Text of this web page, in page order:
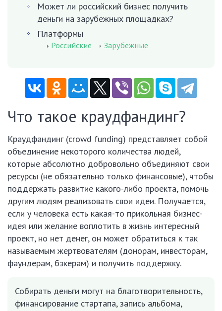
Может ли российский бизнес получить
деньги на зарубежных площадках?
Платформы
Российские Зарубежные
Что такое краудфандинг?
Краудфандинг (crowd funding) представляет собой
объединение некоторого количества людей,
которые абсолютно добровольно объединяют свои
ресурсы (не обязательно только финансовые), чтобы
поддержать развитие какого-либо проекта, помочь
другим людям реализовать свои идеи. Получается,
если у человека есть какая-то прикольная бизнес-
идея или желание воплотить в жизнь интересный
проект, но нет денег, он может обратиться к так
называемым жертвователям (донорам, инвесторам,
фаундерам, бэкерам) и получить поддержку.
Собирать деньги могут на благотворительность,
финансирование стартапа, запись альбома,